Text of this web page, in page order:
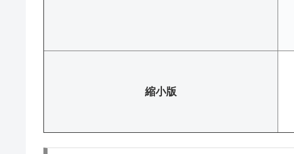
縮小版